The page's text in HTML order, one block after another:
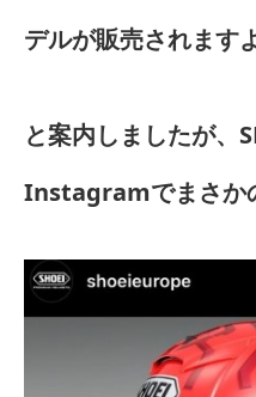
デルが販売されます
と案内しましたが、
Instagramでまさか